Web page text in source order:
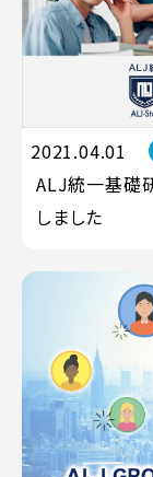
2021.04.01
ALJ統一基礎
しました